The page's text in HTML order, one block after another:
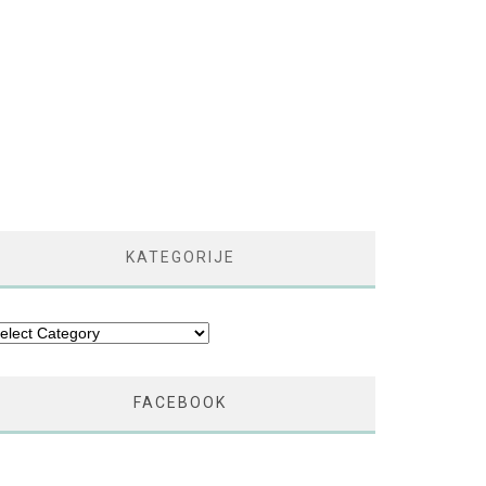
KATEGORIJE
FACEBOOK